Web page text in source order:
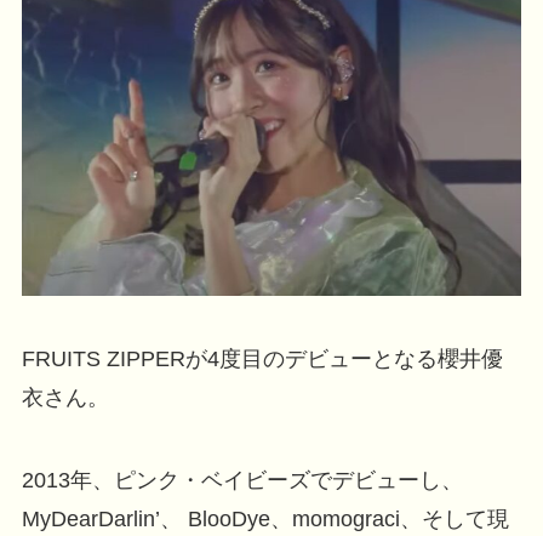
FRUITS ZIPPERが4度目のデビューとなる櫻井優
衣さん。
2013年、ピンク・ベイビーズでデビューし、
MyDearDarlin’、 BlooDye、momograci、そして現